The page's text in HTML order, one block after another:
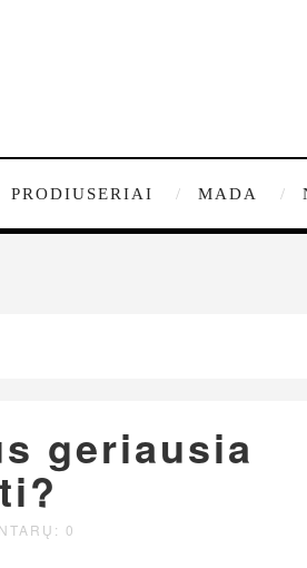
PRODIUSERIAI MADA
geriausia
0